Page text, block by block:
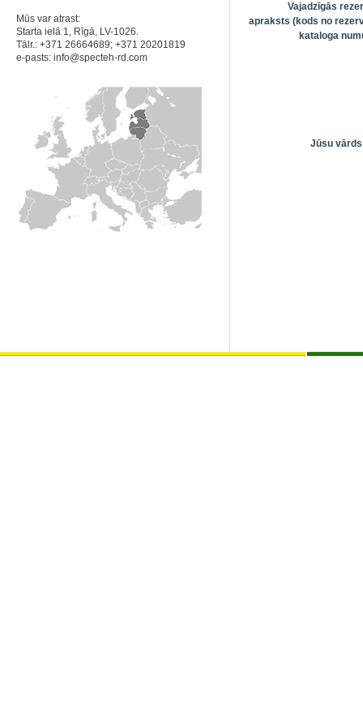
Mūs var atrast:
Starta ielā 1, Rīgā, LV-1026.
Tālr.: +371 26664689; +371 20201819
e-pasts: info@specteh-rd.com
Vajadzīgās
apraksts (kods no
kataloga
Jūsu